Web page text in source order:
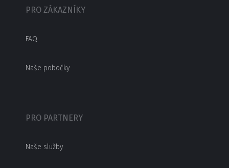
PRO ZÁKAZNÍKY
FAQ
Naše pobočky
PRO PARTNERY
Naše služby